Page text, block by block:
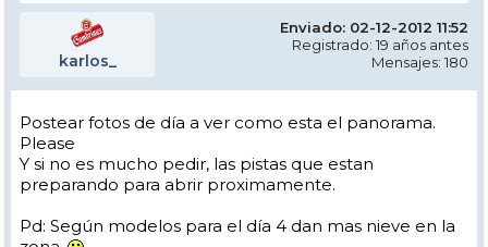
karlos_
Enviado: 02-12-2012 11:52
Registrado: 19 años antes
Mensajes: 180
Postear fotos de día a ver como esta el panorama.
Please
Y si no es mucho pedir, las pistas que estan
preparando para abrir proximamente.
Pd: Según modelos para el día 4 dan mas nieve en la